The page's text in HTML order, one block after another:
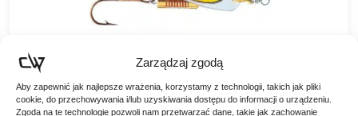
Zarządzaj zgodą
Aby zapewnić jak najlepsze wrażenia, korzystamy z technologii, takich jak pliki
cookie, do przechowywania i/lub uzyskiwania dostępu do informacji o urządzeniu.
Zgoda na te technologie pozwoli nam przetwarzać dane, takie jak zachowanie
Dam Błystka Obrotowa FZ Effzett Standard
Zielona Reflex